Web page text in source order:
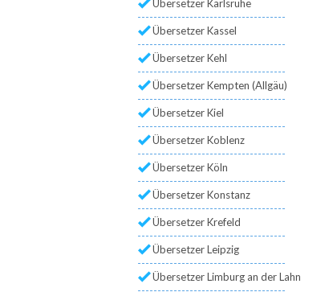
Übersetzer Karlsruhe
Übersetzer Kassel
Übersetzer Kehl
Übersetzer Kempten (Allgäu)
Übersetzer Kiel
Übersetzer Koblenz
Übersetzer Köln
Übersetzer Konstanz
Übersetzer Krefeld
Übersetzer Leipzig
Übersetzer Limburg an der Lahn